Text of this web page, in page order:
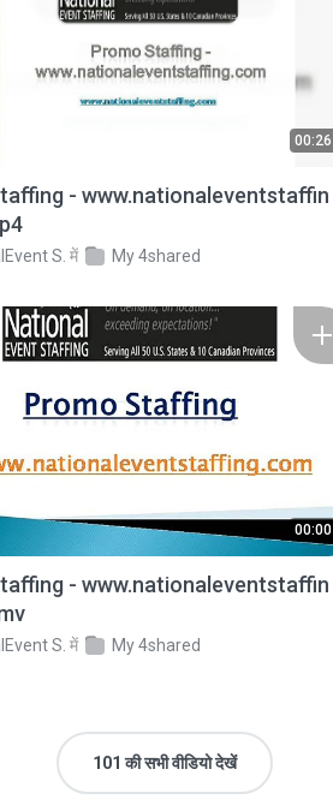
00:26
- www.nationaleventstaffin
S. में
My 4shared
00:00
- www.nationaleventstaffin
S. में
My 4shared
101 की सभी वीडियो देखें